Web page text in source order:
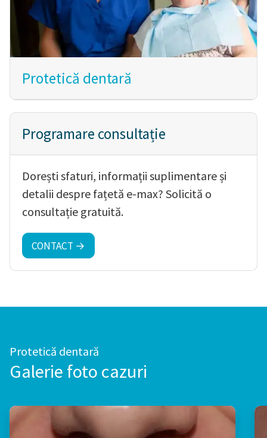
Protetică dentară
Programare consultație
Dorești sfaturi, informații suplimentare și
detalii despre fațetă e-max? Solicită o
consultație gratuită.
CONTACT →
Protetică dentară
Galerie foto cazuri